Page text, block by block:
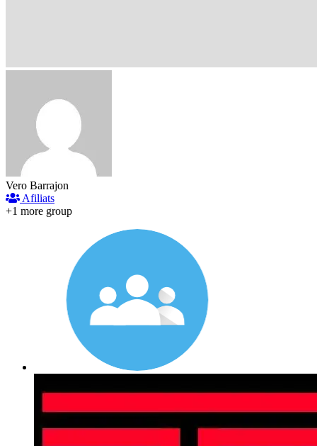
Vero Barrajon
Afiliats
+1 more group